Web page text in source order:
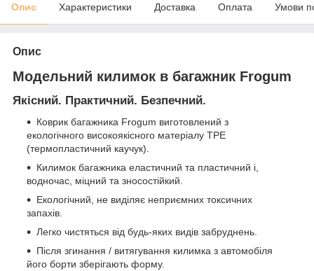
Опис Характеристики Доставка Оплата Умови
Опис
Модельний килимок в багажник Frogum
Якісний. Практичний. Безпечний.
Коврик багажника Frogum виготовлений з
екологічного високоякісного матеріалу TPE
(термопластичний каучук).
Килимок багажника еластичний та пластичний і,
водночас, міцний та зносостійкий.
Екологічний, не виділяє неприємних токсичних
запахів.
Легко чистяться від будь-яких видів забруднень.
Після згинання / витягування килимка з автомобіля
його борти зберігають форму.